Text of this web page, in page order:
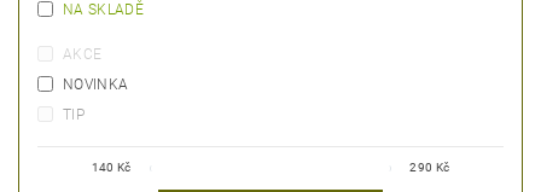
NA SKLADĚ
AKCE
NOVINKA
TIP
140 Kč 290 Kč